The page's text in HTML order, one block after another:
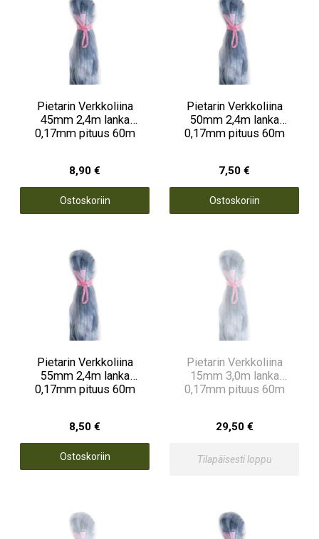
Pietarin Verkkoliina
45mm 2,4m lanka
0,17mm pituus 60m
8,90 €
Ostoskoriin
Pietarin Verkkoliina
50mm 2,4m lanka
0,17mm pituus 60m
7,50 €
Ostoskoriin
Pietarin Verkkoliina
55mm 2,4m lanka
0,17mm pituus 60m
8,50 €
Ostoskoriin
Pietarin Verkkoliina
15mm 3,0m lanka
0,17mm pituus 60m
29,50 €
Tilapäisesti loppu